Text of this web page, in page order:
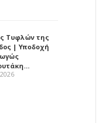
Τυφλών της
| Υποδοχή